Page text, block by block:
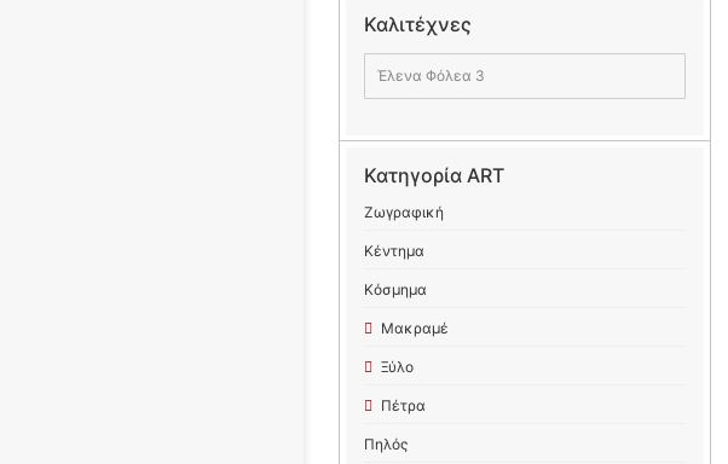
Καλιτέχνες
Έλενα Φόλεα 3
Κατηγορία ART
Ζωγραφική
Κέντημα
Κόσμημα
Μακραμέ
Ξύλο
Πέτρα
Πηλός